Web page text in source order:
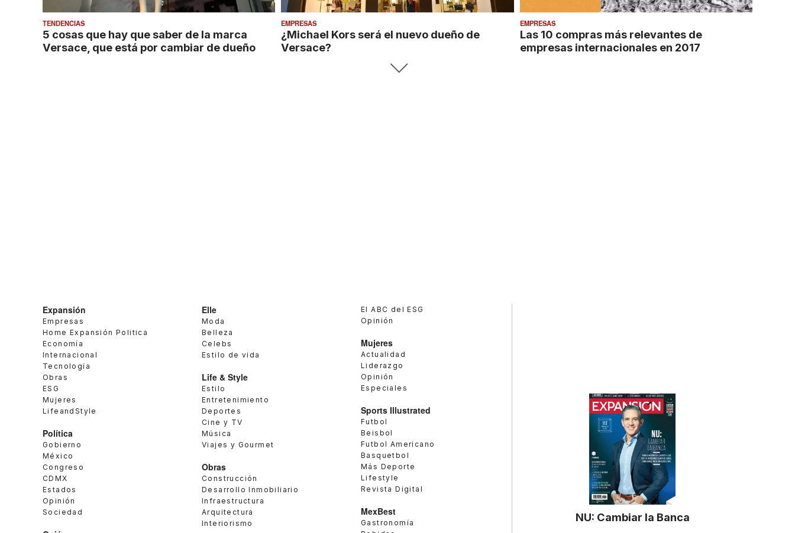
TENDENCIAS
5 cosas que hay que saber de la marca
Versace, que está por cambiar de dueño
EMPRESAS
¿Michael Kors será el nuevo dueño de
Versace?
EMPRESAS
Las 10 compras más relevantes de
empresas internacionales en 2017
Expansión
Empresas
Home Expansión Politica
Economía
Internacional
Tecnología
Obras
ESG
Mujeres
LifeandStyle
Política
Gobierno
México
Congreso
CDMX
Estados
Opinión
Sociedad
Elle
Moda
Belleza
Celebs
Estilo de vida
Life & Style
Estilo
Entretenimiento
Deportes
Cine y TV
Música
Viajes y Gourmet
Obras
Construcción
Desarrollo Inmobiliario
Infraestructura
Arquitectura
Interiorismo
El ABC del ESG
Opinión
Mujeres
Actualidad
Liderazgo
Opinión
Especiales
Sports Illustrated
Futbol
Beisbol
Futbol Americano
Basquetbol
Más Deporte
Lifestyle
Revista Digital
MexBest
Gastronomía
NU: Cambiar la Banca